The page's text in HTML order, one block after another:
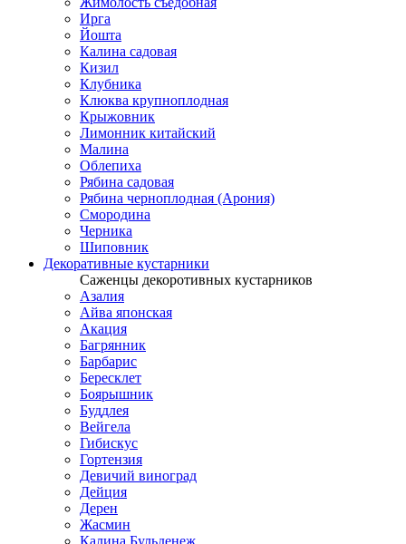
Ирга
Йошта
Калина садовая
Кизил
Клубника
Клюква крупноплодная
Крыжовник
Лимонник китайский
Малина
Облепиха
Рябина садовая
Рябина черноплодная (Арония)
Смородина
Черника
Шиповник
Декоративные кустарники
Саженцы декоротивных кустарников
Азалия
Айва японская
Акация
Багрянник
Барбарис
Бересклет
Боярышник
Буддлея
Вейгела
Гибискус
Гортензия
Девичий виноград
Дейция
Дерен
Жасмин
Калина Бульденеж